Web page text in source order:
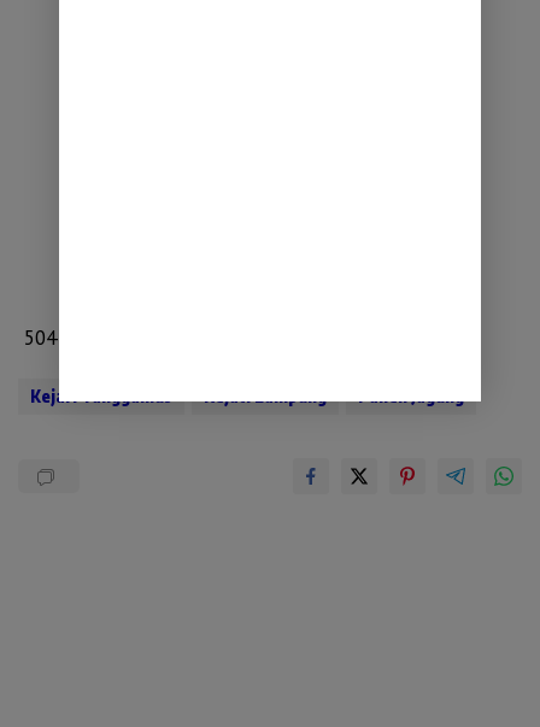
504
Kejari Tanggamus